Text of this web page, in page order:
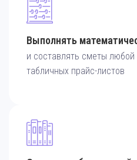
Выполнять
и составлять сметы
табличных прайс-листов